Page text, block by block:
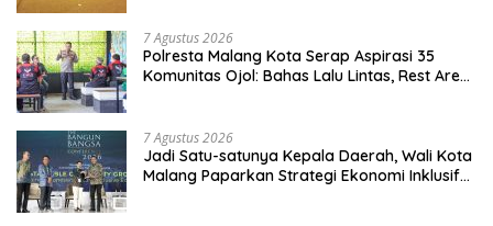
7 Agustus 2026
Polresta Malang Kota Serap Aspirasi 35
Komunitas Ojol: Bahas Lalu Lintas, Rest Area,
7 Agustus 2026
Jadi Satu-satunya Kepala Daerah, Wali Kota
Malang Paparkan Strategi Ekonomi Inklusif